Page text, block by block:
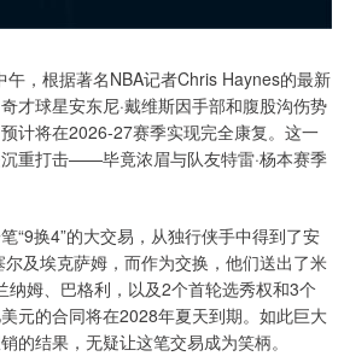
，根据著名NBA记者Chris Haynes的最新
才球星安东尼·戴维斯因手部和腹股沟伤势
计将在2026-27赛季实现完全康复。这一
重打击——毕竟浓眉与队友特雷·杨本赛季
“9换4”的大交易，从独行侠手中得到了安
尔及埃克萨姆，而作为交换，他们送出了米
纳姆、巴格利，以及2个首轮选秀权和3个
元的合同将在2028年夏天到期。如此巨大
的结果，无疑让这笔交易成为笑柄。